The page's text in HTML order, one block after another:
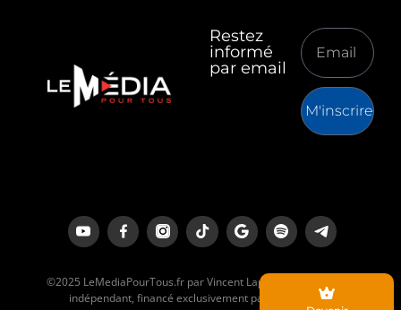
Restez
informé
par email
M'inscrire
©2025 LeMediaPourTous.fr par Vincent Lapierre est un média
indépendant, financé exclusivement par ses lecteurs.